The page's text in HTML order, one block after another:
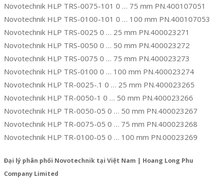
Novotechnik HLP TRS-0075-101 0 … 75 mm PN.400107051
Novotechnik HLP TRS-0100-101 0 … 100 mm PN.400107053
Novotechnik HLP TRS-0025 0 … 25 mm PN.400023271
Novotechnik HLP TRS-0050 0 … 50 mm PN.400023272
Novotechnik HLP TRS-0075 0 … 75 mm PN.400023273
Novotechnik HLP TRS-0100 0 … 100 mm PN.400023274
Novotechnik HLP TR-0025-.1 0 … 25 mm PN.400023265
Novotechnik HLP TR-0050-1 0 … 50 mm PN.400023266
Novotechnik HLP TR-0050-05 0 … 50 mm PN.400023267
Novotechnik HLP TR-0075-05 0 … 75 mm PN.400023268
Novotechnik HLP TR-0100-05 0 … 100 mm PN.00023269
Đại lý phân phối Novotechnik tại Việt Nam | Hoang Long Phu
Company Limited